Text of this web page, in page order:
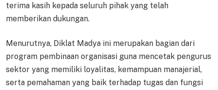
terima kasih kepada seluruh pihak yang telah
memberikan dukungan.
Menurutnya, Diklat Madya ini merupakan bagian dari
program pembinaan organisasi guna mencetak pengurus
sektor yang memiliki loyalitas, kemampuan manajerial,
serta pemahaman yang baik terhadap tugas dan fungsi